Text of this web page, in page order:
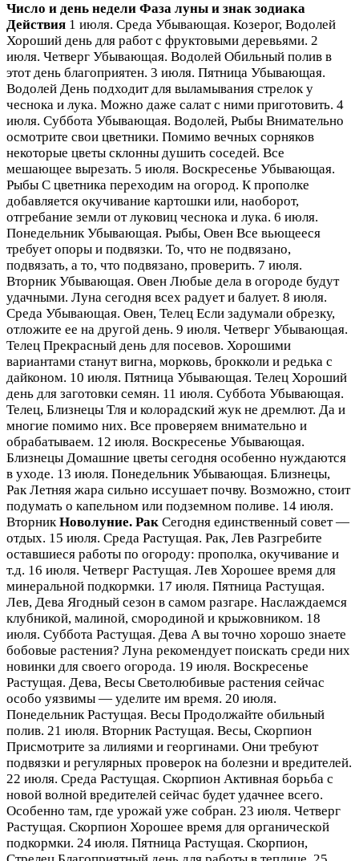
Число и день недели Фаза луны и знак зодиака
Действия 1 июля. Среда Убывающая. Козерог, Водолей
Хороший день для работ с фруктовыми деревьями. 2
июля. Четверг Убывающая. Водолей Обильный полив в
этот день благоприятен. 3 июля. Пятница Убывающая.
Водолей День подходит для выламывания стрелок у
чеснока и лука. Можно даже салат с ними приготовить. 4
июля. Суббота Убывающая. Водолей, Рыбы Внимательно
осмотрите свои цветники. Помимо вечных сорняков
некоторые цветы склонны душить соседей. Все
мешающее вырезать. 5 июля. Воскресенье Убывающая.
Рыбы С цветника переходим на огород. К прополке
добавляется окучивание картошки или, наоборот,
отгребание земли от луковиц чеснока и лука. 6 июля.
Понедельник Убывающая. Рыбы, Овен Все вьющееся
требует опоры и подвязки. То, что не подвязано,
подвязать, а то, что подвязано, проверить. 7 июля.
Вторник Убывающая. Овен Любые дела в огороде будут
удачными. Луна сегодня всех радует и балует. 8 июля.
Среда Убывающая. Овен, Телец Если задумали обрезку,
отложите ее на другой день. 9 июля. Четверг Убывающая.
Телец Прекрасный день для посевов. Хорошими
вариантами станут вигна, морковь, брокколи и редька с
дайконом. 10 июля. Пятница Убывающая. Телец Хороший
день для заготовки семян. 11 июля. Суббота Убывающая.
Телец, Близнецы Тля и колорадский жук не дремлют. Да и
многие помимо них. Все проверяем внимательно и
обрабатываем. 12 июля. Воскресенье Убывающая.
Близнецы Домашние цветы сегодня особенно нуждаются
в уходе. 13 июля. Понедельник Убывающая. Близнецы,
Рак Летняя жара сильно иссушает почву. Возможно, стоит
подумать о капельном или подземном поливе. 14 июля.
ВторникНоволуние. Рак Сегодня единственный совет —
отдых. 15 июля. Среда Растущая. Рак, Лев Разгребите
оставшиеся работы по огороду: прополка, окучивание и
т.д. 16 июля. Четверг Растущая. Лев Хорошее время для
минеральной подкормки. 17 июля. Пятница Растущая.
Лев, Дева Ягодный сезон в самом разгаре. Наслаждаемся
клубникой, малиной, смородиной и крыжовником. 18
июля. Суббота Растущая. Дева А вы точно хорошо знаете
бобовые растения? Луна рекомендует поискать среди них
новинки для своего огорода. 19 июля. Воскресенье
Растущая. Дева, Весы Светолюбивые растения сейчас
особо уязвимы — уделите им время. 20 июля.
Понедельник Растущая. Весы Продолжайте обильный
полив. 21 июля. Вторник Растущая. Весы, Скорпион
Присмотрите за лилиями и георгинами. Они требуют
подвязки и регулярных проверок на болезни и вредителей.
22 июля. Среда Растущая. Скорпион Активная борьба с
новой волной вредителей сейчас будет удачнее всего.
Особенно там, где урожай уже собран. 23 июля. Четверг
Растущая. Скорпион Хорошее время для органической
подкормки. 24 июля. Пятница Растущая. Скорпион,